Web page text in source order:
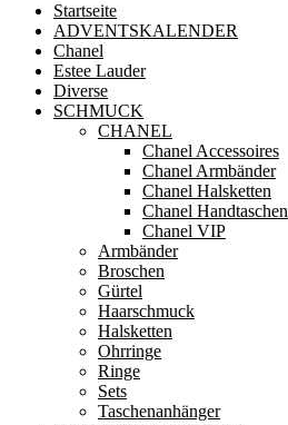
Startseite
ADVENTSKALENDER
Chanel
Estee Lauder
Diverse
SCHMUCK
CHANEL
Chanel Accessoires
Chanel Armbänder
Chanel Halsketten
Chanel Handtaschen
Chanel VIP
Armbänder
Broschen
Gürtel
Haarschmuck
Halsketten
Ohrringe
Ringe
Sets
Taschenanhänger